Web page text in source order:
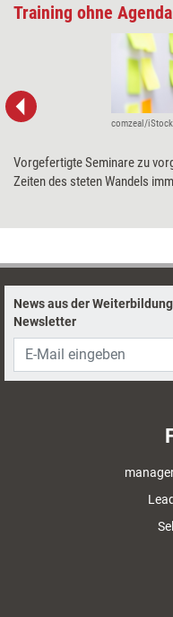
Training ohne Agenda
comzeal/
Vorgefertigte Seminare zu
Zeiten des steten Wandels
News aus der
Newsletter